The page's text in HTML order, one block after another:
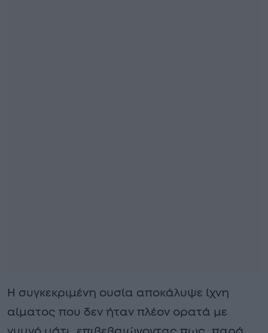
Η συγκεκριμένη ουσία αποκάλυψε ίχνη
αίματος που δεν ήταν πλέον ορατά με